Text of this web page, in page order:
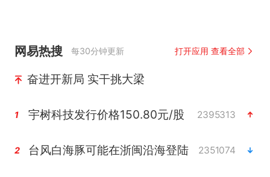
网易热搜 每30分钟更新 打开应用 查看全部
奋进开新局 实干挑大梁
1 宇树科技发行价格150.80元/股 2395313
2 台风白海豚可能在浙闽沿海登陆 2351074